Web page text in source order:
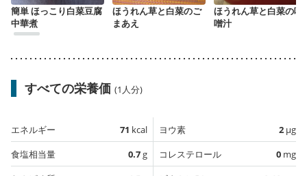
簡単 ほっこり白菜豆腐
中華煮
ほうれん草と白菜のご
まあえ
ほうれん草と白菜の味
噌汁
すべての栄養価 (1人分)
エネルギー 71 kcal
食塩相当量
0.7g
ヨウ素 2 µg
コレステロール
0 mg